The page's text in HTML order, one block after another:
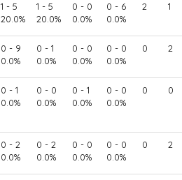
1 - 5
20.0%
1 - 5
20.0%
0 - 0
0.0%
0 - 6
0.0%
2 1
0 - 9
0.0%
0 - 1
0.0%
0 - 0
0.0%
0 - 0
0.0%
0 2
0 - 1
0.0%
0 - 0
0.0%
0 - 1
0.0%
0 - 0
0.0%
0 0
0 - 2
0.0%
0 - 2
0.0%
0 - 0
0.0%
0 - 0
0.0%
0 2